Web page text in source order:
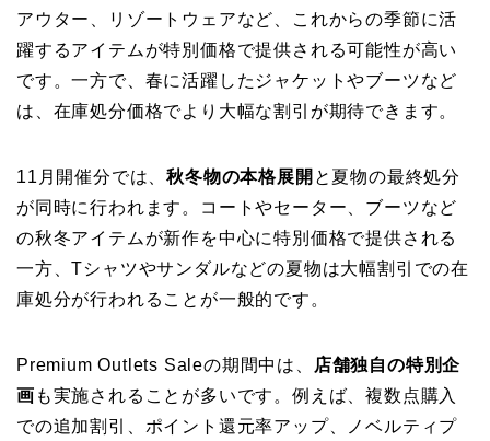
アウター、リゾートウェアなど、これからの季節に活
躍するアイテムが特別価格で提供される可能性が高い
です。一方で、春に活躍したジャケットやブーツなど
は、在庫処分価格でより大幅な割引が期待できます。
11月開催分では、秋冬物の本格展開 と夏物の最終処分
が同時に行われます。コートやセーター、ブーツなど
の秋冬アイテムが新作を中心に特別価格で提供される
一方、Tシャツやサンダルなどの夏物は大幅割引での在
庫処分が行われることが一般的です。
Premium Outlets Saleの期間中は、
店舗独自の特別企
画 も実施されることが多いです。例えば、複数点購入
での追加割引、ポイント還元率アップ、ノベルティプ